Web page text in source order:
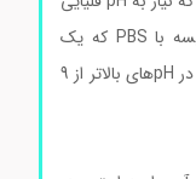
دارند، مورد استفاده قرار می‌گیرد. در مقایسه با PBS که یک
محیط تقریباً خنثی دارد، بافر کربنات معمولاً در pH‌های بالاتر از 9